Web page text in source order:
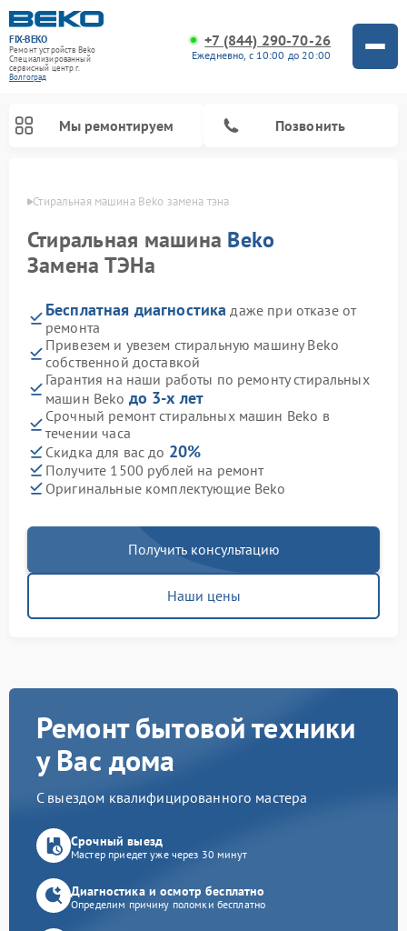
FIX-BEKO
Ремонт устройств Beko
Специализированный
cервисный центр г.
Волгоград
+7 (844) 290-70-26
Ежедневно, с 10:00 до 20:00
Мы ремонтируем Позвонить
Стиральная машина Beko замена тэна
Стиральная машина Beko
Замена ТЭНа
Бесплатная диагностика даже при отказе от
ремонта
Привезем и увезем стиральную машину Beko
собственной доставкой
Гарантия на наши работы по ремонту стиральных
машин Beko до 3-х лет
Срочный ремонт стиральных машин Beko в
течении часа
Скидка для вас до 20%
Получите 1500 рублей на ремонт
Оригинальные комплектующие Beko
Получить консультацию
Наши цены
Ремонт бытовой техники
у Вас дома
С выездом квалифицированного мастера
Срочный выезд
Мастер приедет уже через 30 минут
Диагностика и осмотр бесплатно
Определим причину поломки бесплатно